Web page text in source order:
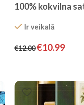
100% kokvilna
Ir veikalā
€12.00€10.99